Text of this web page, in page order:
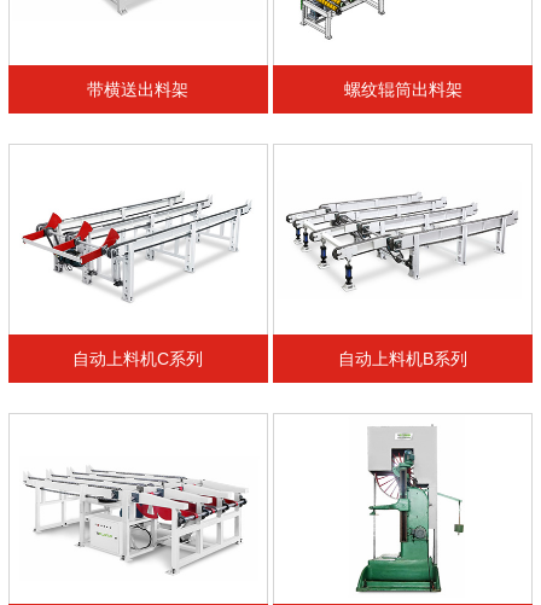
带横送出料架 螺纹辊筒出料架
自动上料机C系列 自动上料机B系列